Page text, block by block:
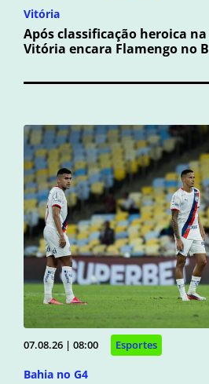
Vitória
Após classificação heroica
Vitória encara Flamengo no
07.08.26 | 08:00 Esportes
Bahia no G4